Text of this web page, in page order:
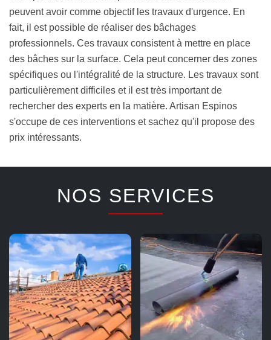
peuvent avoir comme objectif les travaux d'urgence. En
fait, il est possible de réaliser des bâchages
professionnels. Ces travaux consistent à mettre en place
des bâches sur la surface. Cela peut concerner des zones
spécifiques ou l'intégralité de la structure. Les travaux sont
particulièrement difficiles et il est très important de
rechercher des experts en la matière. Artisan Espinos
s'occupe de ces interventions et sachez qu'il propose des
prix intéressants.
NOS SERVICES